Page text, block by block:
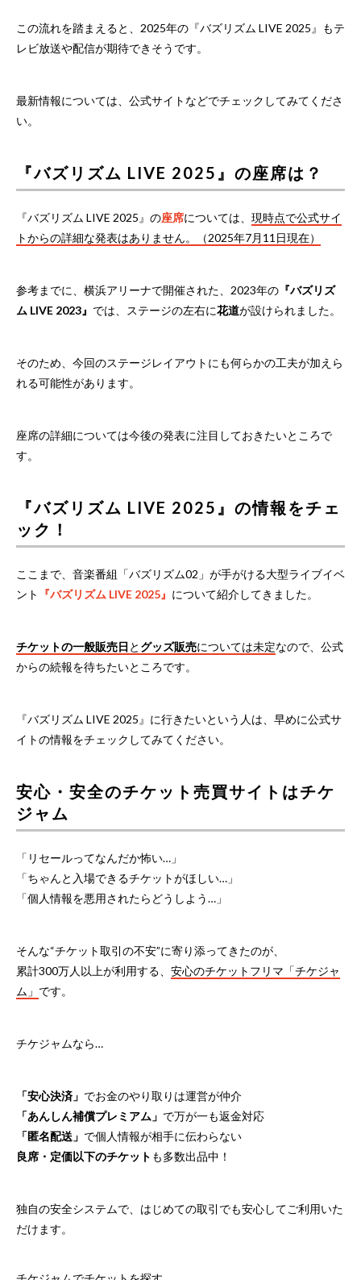
この流れを踏まえると、2025年の『バズリズム LIVE 2025』もテ
レビ放送や配信が期待できそうです。
最新情報については、公式サイトなどでチェックしてみてくださ
い。
『バズリズム LIVE 2025』の座席は？
『バズリズム LIVE 2025』の座席については、 現時点で公式サイ
トからの詳細な発表はありません。（2025年7月11日現在）
参考までに、横浜アリーナで開催された、2023年の 『バズリズ
ム LIVE 2023』 では、ステージの左右に花道が設けられました。
そのため、今回のステージレイアウトにも何らかの工夫が加えら
れる可能性があります。
座席の詳細については今後の発表に注目しておきたいところで
す。
『バズリズム LIVE 2025』の情報をチェ
ック！
ここまで、音楽番組「バズリズム02」が手がける大型ライブイベ
ント
『バズリズム LIVE 2025』 について紹介してきました。
チケットの一般販売日 と グッズ販売については未定なので、公式
からの続報を待ちたいところです。
『バズリズム LIVE 2025』に行きたいという人は、早めに公式サ
イトの情報をチェックしてみてください。
安心・安全のチケット売買サイトはチケ
ジャム
「リセールってなんだか怖い…」
「ちゃんと入場できるチケットがほしい…」
「個人情報を悪用されたらどうしよう…」
そんな“チケット取引の不安”に寄り添ってきたのが、
累計300万人以上が利用する、 安心のチケットフリマ「チケジャ
ム」 です。
チケジャムなら…
「安心決済」 でお金のやり取りは運営が仲介
「あんしん補償プレミアム」 で万が一も返金対応
「匿名配送」 で個人情報が相手に伝わらない
良席・定価以下のチケット も多数出品中！
独自の安全システムで、はじめての取引でも安心してご利用いた
だけます。